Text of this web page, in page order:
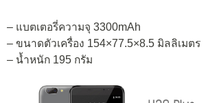
– แบตเตอรี่ความจุ 3300mAh
– ขนาดตัวเครื่อง 154×77.5×8.5 มิลลิเมตร
– น้ำหนัก 195 กรัม